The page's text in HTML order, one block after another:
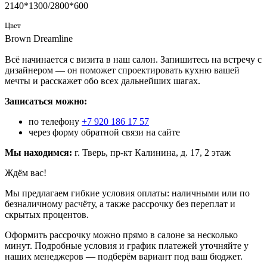
2140*1300/2800*600
Цвет
Brown Dreamline
Всё начинается с визита в наш салон. Запишитесь на встречу с
дизайнером — он поможет спроектировать кухню вашей
мечты и расскажет обо всех дальнейших шагах.
Записаться можно:
по телефону +7 920 186 17 57
через форму обратной связи на сайте
Мы находимся: г. Тверь, пр-кт Калинина, д. 17, 2 этаж
Ждём вас!
Мы предлагаем гибкие условия оплаты: наличными или по
безналичному расчёту, а также рассрочку без переплат и
скрытых процентов.
Оформить рассрочку можно прямо в салоне за несколько
минут. Подробные условия и график платежей уточняйте у
наших менеджеров — подберём вариант под ваш бюджет.